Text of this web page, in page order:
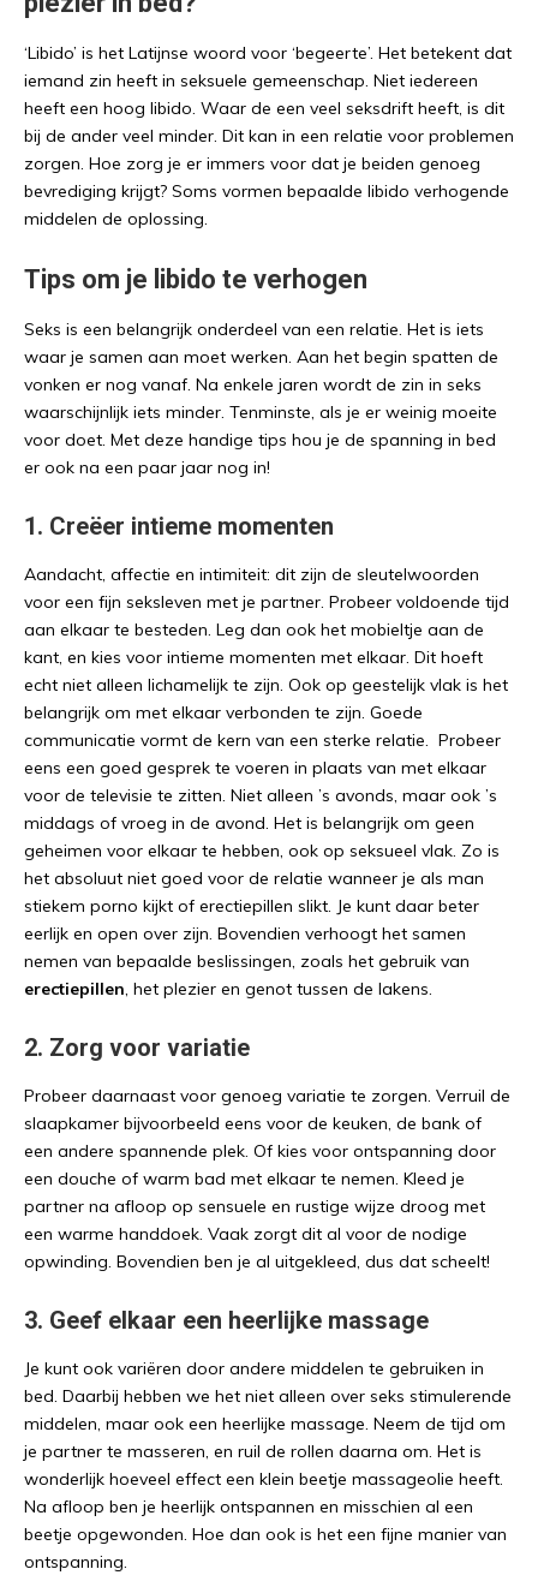
‘Libido’ is het Latijnse woord voor ‘begeerte’. Het betekent dat
iemand zin heeft in seksuele gemeenschap. Niet iedereen
heeft een hoog libido. Waar de een veel seksdrift heeft, is dit
bij de ander veel minder. Dit kan in een relatie voor problemen
zorgen. Hoe zorg je er immers voor dat je beiden genoeg
bevrediging krijgt? Soms vormen bepaalde libido verhogende
middelen de oplossing.
Tips om je libido te verhogen
Seks is een belangrijk onderdeel van een relatie. Het is iets
waar je samen aan moet werken. Aan het begin spatten de
vonken er nog vanaf. Na enkele jaren wordt de zin in seks
waarschijnlijk iets minder. Tenminste, als je er weinig moeite
voor doet. Met deze handige tips hou je de spanning in bed
er ook na een paar jaar nog in!
1. Creëer intieme momenten
Aandacht, affectie en intimiteit: dit zijn de sleutelwoorden
voor een fijn seksleven met je partner. Probeer voldoende tijd
aan elkaar te besteden. Leg dan ook het mobieltje aan de
kant, en kies voor intieme momenten met elkaar. Dit hoeft
echt niet alleen lichamelijk te zijn. Ook op geestelijk vlak is het
belangrijk om met elkaar verbonden te zijn. Goede
communicatie vormt de kern van een sterke relatie. Probeer
eens een goed gesprek te voeren in plaats van met elkaar
voor de televisie te zitten. Niet alleen ’s avonds, maar ook ’s
middags of vroeg in de avond. Het is belangrijk om geen
geheimen voor elkaar te hebben, ook op seksueel vlak. Zo is
het absoluut niet goed voor de relatie wanneer je als man
stiekem porno kijkt of erectiepillen slikt. Je kunt daar beter
eerlijk en open over zijn. Bovendien verhoogt het samen
nemen van bepaalde beslissingen, zoals het gebruik van
erectiepillen, het plezier en genot tussen de lakens.
2. Zorg voor variatie
Probeer daarnaast voor genoeg variatie te zorgen. Verruil de
slaapkamer bijvoorbeeld eens voor de keuken, de bank of
een andere spannende plek. Of kies voor ontspanning door
een douche of warm bad met elkaar te nemen. Kleed je
partner na afloop op sensuele en rustige wijze droog met
een warme handdoek. Vaak zorgt dit al voor de nodige
opwinding. Bovendien ben je al uitgekleed, dus dat scheelt!
3. Geef elkaar een heerlijke massage
Je kunt ook variëren door andere middelen te gebruiken in
bed. Daarbij hebben we het niet alleen over seks stimulerende
middelen, maar ook een heerlijke massage. Neem de tijd om
je partner te masseren, en ruil de rollen daarna om. Het is
wonderlijk hoeveel effect een klein beetje massageolie heeft.
Na afloop ben je heerlijk ontspannen en misschien al een
beetje opgewonden. Hoe dan ook is het een fijne manier van
ontspanning.